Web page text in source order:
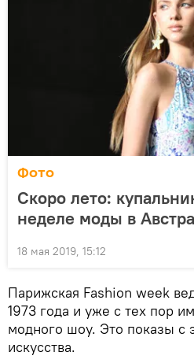
Фото
Скоро лето:
неделе моды в
18 мая 2019, 15:12
Парижская Fashion week
1973 года и уже с тех пор
модного шоу. Это показы с
искусства.